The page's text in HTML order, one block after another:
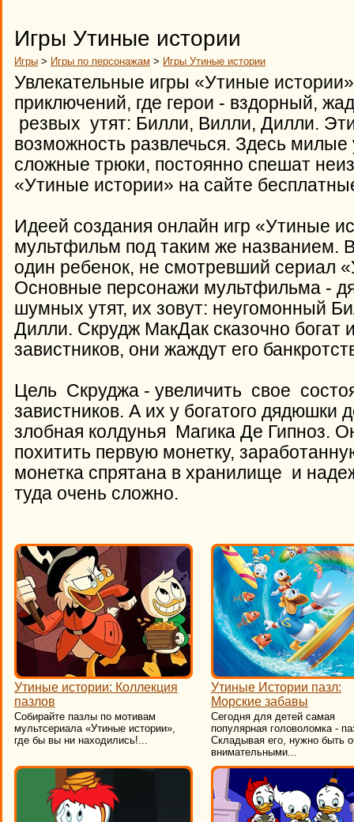
Игры Утиные истории
Игры > Игры по персонажам > Игры Утиные истории
Увлекательные игры «Утиные
приключений, где герои - вздорный,
резвых утят: Билли, Вилли, Дилли.
возможность развлечься. Здесь
сложные трюки, постоянно спешат
«Утиные истории» на сайте
Идеей создания онлайн игр «Утиные
мультфильм под таким же названием.
один ребенок, не смотревший сериал
Основные персонажи мультфильма -
шумных утят, их зовут: неугомонный
Дилли. Скрудж МакДак сказочно богат
завистников, они жаждут его
Цель Скруджа - увеличить свое
завистников. А их у богатого дядюшки
злобная колдунья Магика Де Гипноз.
похитить первую монетку,
монетка спрятана в хранилище и
туда очень сложно.
Утиные истории: Коллекция
пазлов
Собирайте пазлы по мотивам
мультсериала «Утиные истории»,
где бы вы ни находились!...
Утиные Истории пазл:
Морские забавы
Сегодня для детей самая
популярная головоломка -
Складывая его, нужно быть
внимательными...